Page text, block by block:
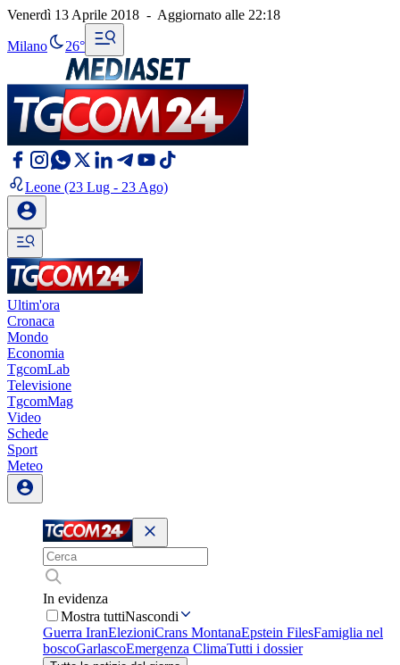
Venerdì 13 Aprile 2018 - Aggiornato alle 22:18
Milano 26°
Leone (23 Lug - 23 Ago)
Ultim'ora
Cronaca
Mondo
Economia
TgcomLab
Televisione
TgcomMag
Video
Schede
Sport
Meteo
In evidenza
Mostra tuttiNascondi
Guerra IranElezioniCrans MontanaEpstein FilesFamiglia nel
boscoGarlascoEmergenza ClimaTutti i dossier